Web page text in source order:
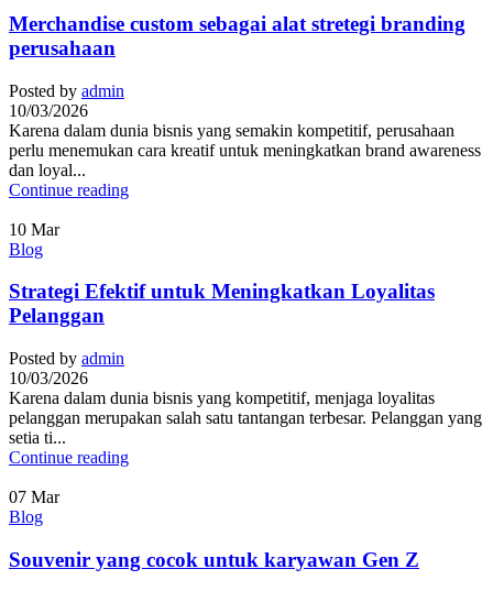
Merchandise custom sebagai alat stretegi branding
perusahaan
Posted by admin
10/03/2026
Karena dalam dunia bisnis yang semakin kompetitif, perusahaan
perlu menemukan cara kreatif untuk meningkatkan brand awareness
dan loyal...
Continue reading
10 Mar
Blog
Strategi Efektif untuk Meningkatkan Loyalitas
Pelanggan
Posted by admin
10/03/2026
Karena dalam dunia bisnis yang kompetitif, menjaga loyalitas
pelanggan merupakan salah satu tantangan terbesar. Pelanggan yang
setia ti...
Continue reading
07 Mar
Blog
Souvenir yang cocok untuk karyawan Gen Z